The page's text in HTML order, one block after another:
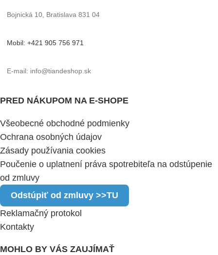
Bojnická 10, Bratislava 831 04
Mobil: +421 905 756 971
E-mail: info@tiandeshop.sk
PRED NÁKUPOM NA E-SHOPE
Všeobecné obchodné podmienky
Ochrana osobných údajov
Zásady používania cookies
Poučenie o uplatnení práva spotrebiteľa na odstúpenie
od zmluvy
Odstúpiť od zmluvy >>TU
Reklamačný protokol
Kontakty
MOHLO BY VÁS ZAUJÍMAŤ